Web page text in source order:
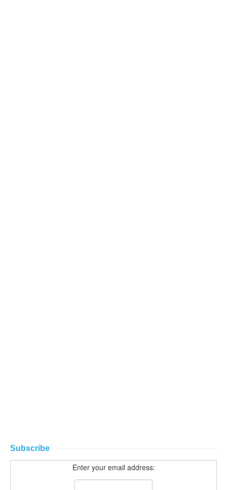
Subscribe
Enter your email address: